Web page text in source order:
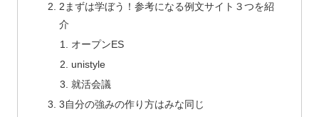
2まずは学ぼう！参考になる例文サイト３つを紹
介
オープンES
unistyle
就活会議
3自分の強みの作り方はみな同じ